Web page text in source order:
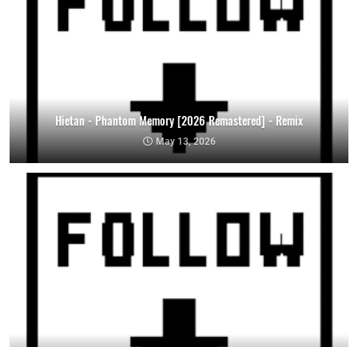
Hietan - Phantom Memory [2026 Remastered] - Remix
May 13, 2026